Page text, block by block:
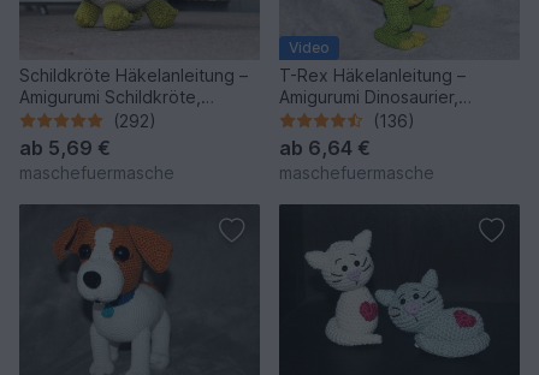
Schildkröte Häkelanleitung –
Amigurumi Schildkröte,
Deutsch und Englisch
(292)
ab 5,69 €
maschefuermasche
Video
T-Rex Häkelanleitung –
Amigurumi Dinosaurier,
Deutsch & Englisch
(136)
ab 6,64 €
maschefuermasche